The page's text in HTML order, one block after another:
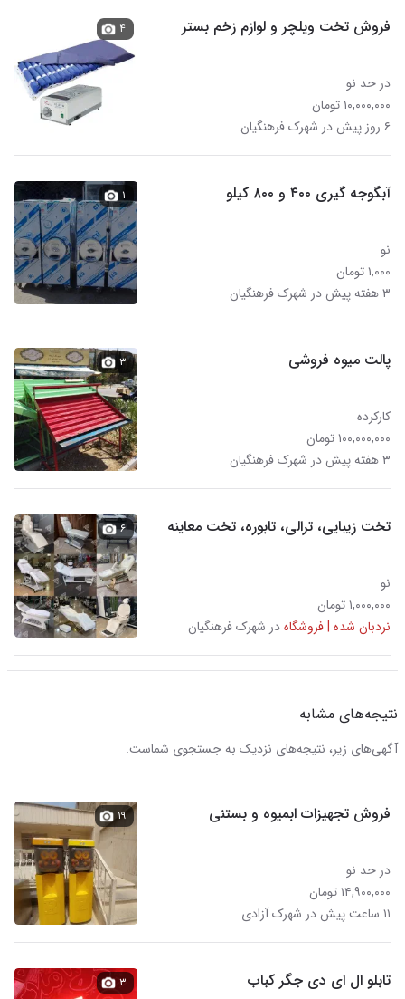
فروش تخت ویلچر و لوازم زخم بستر
در حد نو
۱۰,۰۰۰,۰۰۰ تومان
۶ روز پیش در شهرک فرهنگیان
۴
آبگوجه گیری ۴۰۰ و ۸۰۰ کیلو
نو
۱,۰۰۰ تومان
۳ هفته پیش در شهرک فرهنگیان
۱
پالت میوه فروشی
کارکرده
۱۰۰,۰۰۰,۰۰۰ تومان
۳ هفته پیش در شهرک فرهنگیان
۳
تخت زیبایی، ترالی، تابوره، تخت معاینه
نو
۱,۰۰۰,۰۰۰ تومان
نردبان شده | فروشگاهدر شهرک فرهنگیان
۶
نتیجه‌های مشابه
آگهی‌های زیر، نتیجه‌های نزدیک به جستجوی شماست.
فروش تجهیزات ابمیوه و بستنی
در حد نو
۱۴,۹۰۰,۰۰۰ تومان
۱۱ ساعت پیش در شهرک آزادی
۱۹
تابلو ال ای دی جگر کباب ۳